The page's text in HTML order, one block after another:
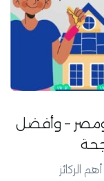
ومصر – وأفضل
الركائز